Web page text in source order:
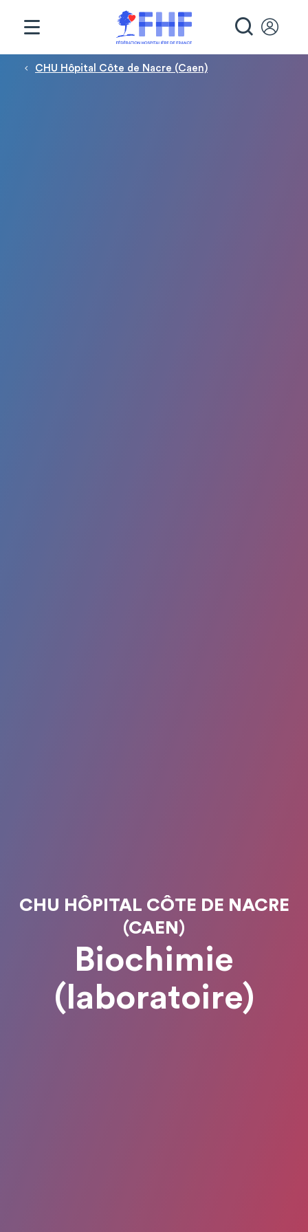
Fil d'Ariane
CHU Hôpital Côte de Nacre (Caen)
CHU HÔPITAL CÔTE DE NACRE
(CAEN)
Biochimie
(laboratoire)
Panneau de gestion des cookies